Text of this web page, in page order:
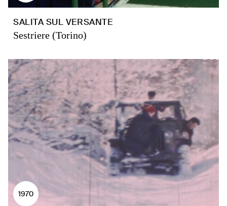
SALITA SUL VERSANTE
Sestriere (Torino)
1970